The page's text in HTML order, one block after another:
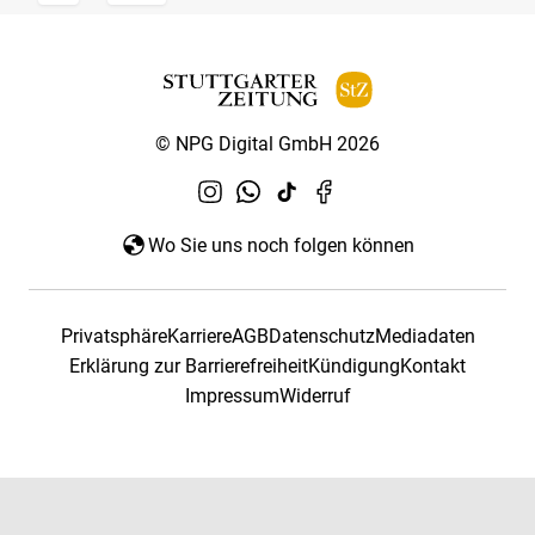
© NPG Digital GmbH 2026
Wo Sie uns noch folgen können
PrivatsphäreKarriereAGBDatenschutzMediadaten
Erklärung zur BarrierefreiheitKündigungKontakt
ImpressumWiderruf